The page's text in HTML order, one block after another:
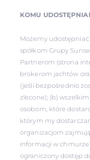
KOMU
Możemy
spółkom Grupy
Partnerom (strona
brokerom jachtów
(jeśli bezpośrednio
zlecone); (b)
osobom, które
którym my
organizacjom
informacji w chmurze
ograniczony dostęp